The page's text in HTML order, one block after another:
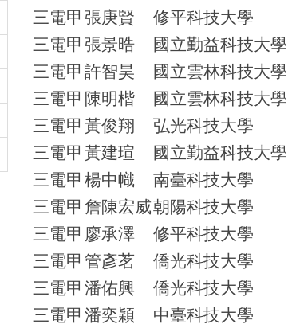
三電甲 張庚賢 修平科技大學
三電甲 張景晧 國立勤益科技大學
三電甲 許智昊 國立雲林科技大學
三電甲 陳明楷 國立雲林科技大學
三電甲 黃俊翔 弘光科技大學
三電甲 黃建瑄 國立勤益科技大學
三電甲 楊中幟 南臺科技大學
三電甲 詹陳宏威朝陽科技大學
三電甲 廖承澤 修平科技大學
三電甲 管彥茗 僑光科技大學
三電甲 潘佑興 僑光科技大學
三電甲 潘奕穎 中臺科技大學